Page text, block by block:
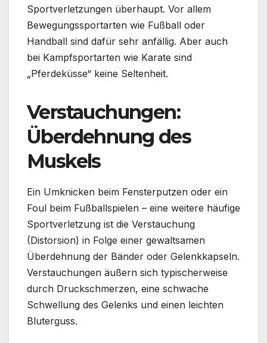
Sportverletzungen überhaupt. Vor allem
Bewegungssportarten wie Fußball oder
Handball sind dafür sehr anfällig. Aber auch
bei Kampfsportarten wie Karate sind
„Pferdeküsse“ keine Seltenheit.
Verstauchungen:
Überdehnung des
Muskels
Ein Umknicken beim Fensterputzen oder ein
Foul beim Fußballspielen – eine weitere häufige
Sportverletzung ist die Verstauchung
(Distorsion) in Folge einer gewaltsamen
Überdehnung der Bänder oder Gelenkkapseln.
Verstauchungen äußern sich typischerweise
durch Druckschmerzen, eine schwache
Schwellung des Gelenks und einen leichten
Bluterguss.